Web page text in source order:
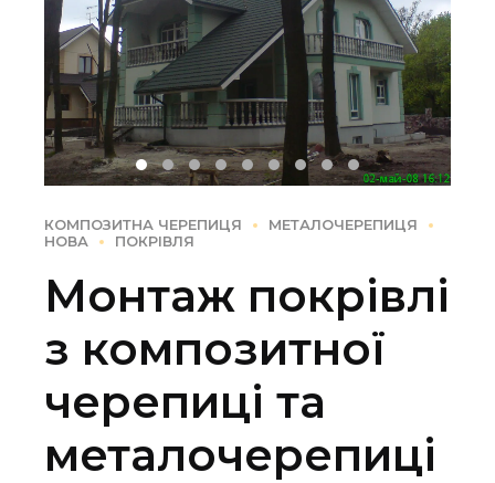
КОМПОЗИТНА ЧЕРЕПИЦЯ
МЕТАЛОЧЕРЕПИЦЯ
НОВА
ПОКРІВЛЯ
Монтаж покрівлі
з композитної
черепиці та
металочерепиці